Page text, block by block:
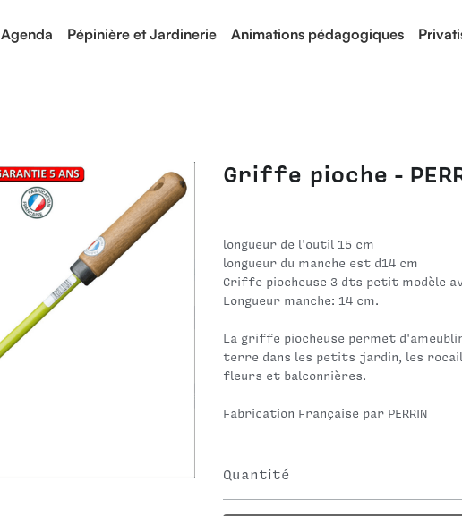
Agenda Pépinière et Jardinerie Animations pédagogiques
Griffe pioche -
longueur de l'outil 15 cm
longueur du manche est d14 cm
Griffe piocheuse 3 dts petit modèle
Longueur manche: 14 cm.
La griffe piocheuse permet
terre dans les petits jardin, les
fleurs et balconnières.
Fabrication Française par PERRIN
Quantité